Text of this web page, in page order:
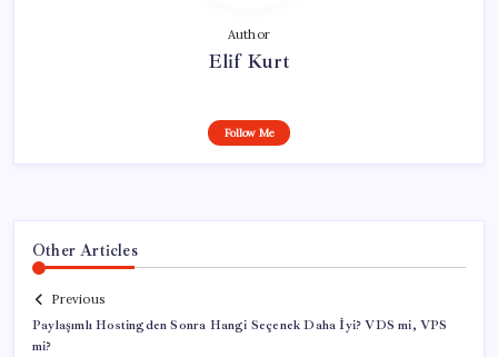
Author
Elif Kurt
Follow Me
Other Articles
Previous
Paylaşımlı Hostingden Sonra Hangi Seçenek Daha İyi? VDS mi, VPS
mi?